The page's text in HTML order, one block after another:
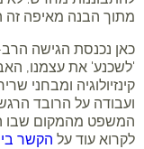
מתוך הבנה מאיפה זה
'לשכנע' את עצמנו,
קינזיולוגיה ומבחני
ועבודה על הרובד
המשפט מהמקום שבו
לקרוא עוד עלהקשר בין